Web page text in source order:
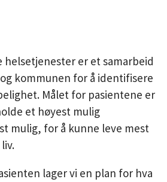
er et samarbeid
kommunen for å identifisere
Målet for pasientene er
et høyest mulig
mulig, for å kunne leve mest
lager vi en plan for hva